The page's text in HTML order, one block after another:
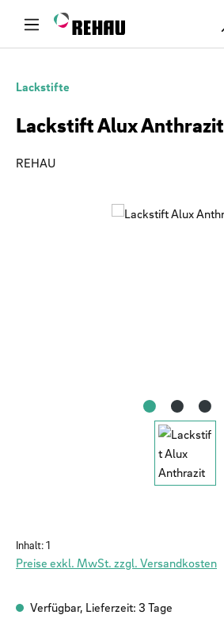
Zum Hauptinhalt springen
Lackstifte
Lackstift Alux Anthrazit
REHAU
Bildergalerie überspringen
Inhalt:1
Preise exkl. MwSt. zzgl. Versandkosten
Verfügbar, Lieferzeit: 3 Tage